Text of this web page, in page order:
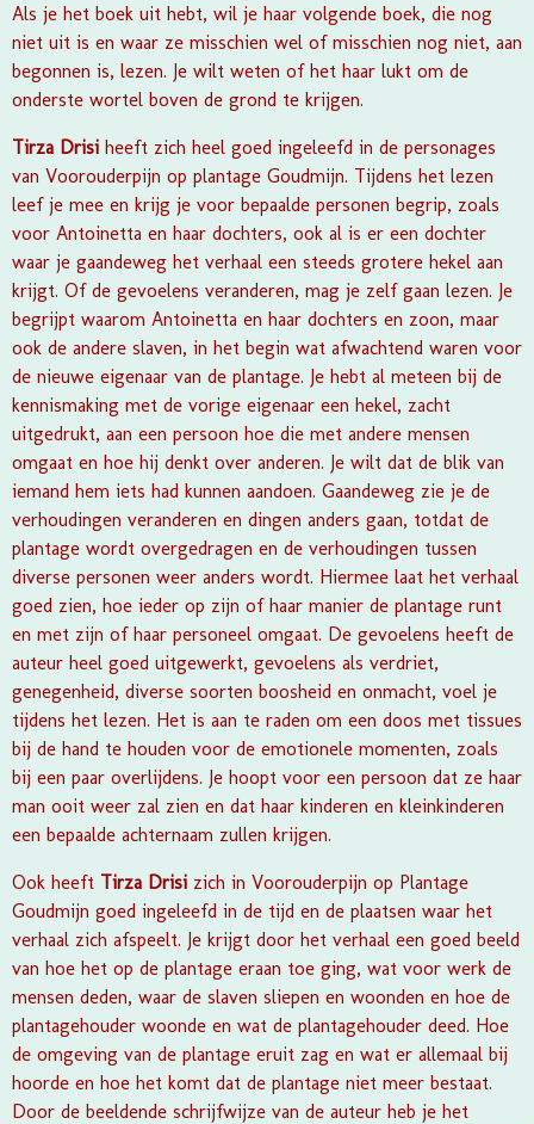
Als je het boek uit hebt, wil je haar volgende boek, die nog
niet uit is en waar ze misschien wel of misschien nog niet, aan
begonnen is, lezen. Je wilt weten of het haar lukt om de
onderste wortel boven de grond te krijgen.
Tirza Drisi heeft zich heel goed ingeleefd in de personages
van Voorouderpijn op plantage Goudmijn. Tijdens het lezen
leef je mee en krijg je voor bepaalde personen begrip, zoals
voor Antoinetta en haar dochters, ook al is er een dochter
waar je gaandeweg het verhaal een steeds grotere hekel aan
krijgt. Of de gevoelens veranderen, mag je zelf gaan lezen. Je
begrijpt waarom Antoinetta en haar dochters en zoon, maar
ook de andere slaven, in het begin wat afwachtend waren voor
de nieuwe eigenaar van de plantage. Je hebt al meteen bij de
kennismaking met de vorige eigenaar een hekel, zacht
uitgedrukt, aan een persoon hoe die met andere mensen
omgaat en hoe hij denkt over anderen. Je wilt dat de blik van
iemand hem iets had kunnen aandoen. Gaandeweg zie je de
verhoudingen veranderen en dingen anders gaan, totdat de
plantage wordt overgedragen en de verhoudingen tussen
diverse personen weer anders wordt. Hiermee laat het verhaal
goed zien, hoe ieder op zijn of haar manier de plantage runt
en met zijn of haar personeel omgaat. De gevoelens heeft de
auteur heel goed uitgewerkt, gevoelens als verdriet,
genegenheid, diverse soorten boosheid en onmacht, voel je
tijdens het lezen. Het is aan te raden om een doos met tissues
bij de hand te houden voor de emotionele momenten, zoals
bij een paar overlijdens. Je hoopt voor een persoon dat ze haar
man ooit weer zal zien en dat haar kinderen en kleinkinderen
een bepaalde achternaam zullen krijgen.
Ook heeft Tirza Drisi zich in Voorouderpijn op Plantage
Goudmijn goed ingeleefd in de tijd en de plaatsen waar het
verhaal zich afspeelt. Je krijgt door het verhaal een goed beeld
van hoe het op de plantage eraan toe ging, wat voor werk de
mensen deden, waar de slaven sliepen en woonden en hoe de
plantagehouder woonde en wat de plantagehouder deed. Hoe
de omgeving van de plantage eruit zag en wat er allemaal bij
hoorde en hoe het komt dat de plantage niet meer bestaat.
Door de beeldende schrijfwijze van de auteur heb je het